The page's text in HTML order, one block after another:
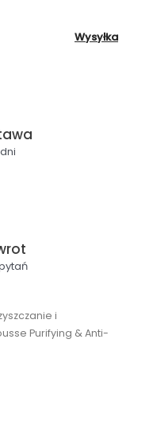
Wysyłka
i
Purifying & Anti-